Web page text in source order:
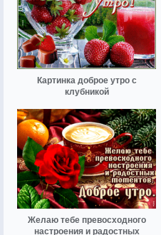
Картинка доброе утро с
клубникой
Желаю тебе превосходного
настроения и радостных